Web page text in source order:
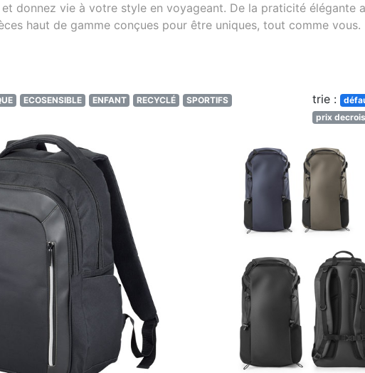
donnez vie à votre style en voyageant. De la praticité élégante
haut de gamme conçues pour être uniques, tout comme vous.
ECOSENSIBLE ENFANT RECYCLÉ SPORTIFS trie :
prix